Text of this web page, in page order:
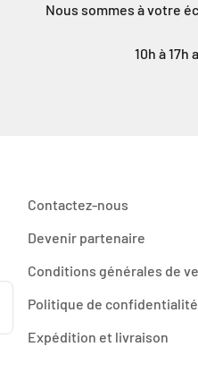
Nous sommes à votre
10h à 17h
Contactez-nous
Devenir partenaire
Conditions générales de
Politique de confidentialité
Expédition et livraison